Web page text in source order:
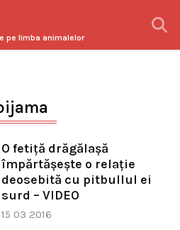
pe limba animalelor
O fetiță drăgălașă
împărtășește o relație
deosebită cu pitbullul ei
surd – VIDEO
15 03 2016